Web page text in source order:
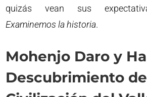
quizás vean sus
Examinemos la historia.
Mohenjo Daro y
Descubrimiento